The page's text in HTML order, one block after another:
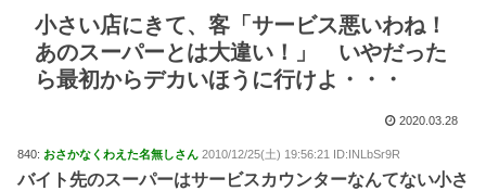
小さい店にきて、客「サービス悪いわね！
あのスーパーとは大違い！」 いやだった
ら最初からデカいほうに行けよ・・・
2020.03.28
840: おさかなくわえた名無しさん 2010/12/25(土) 19:56:21 ID:INLbSr9R
バイト先のスーパーはサービスカウンターなんてない小さ